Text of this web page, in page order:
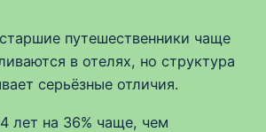
путешественники чаще
в отелях, но структура
серьёзные отличия.
лет на 36% чаще, чем